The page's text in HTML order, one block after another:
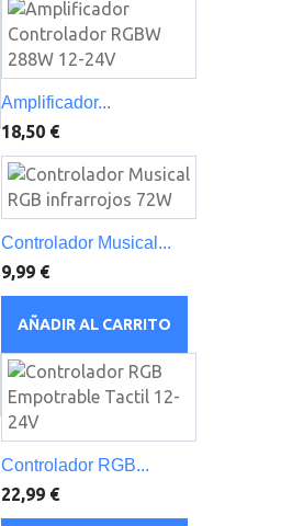
Amplificador...
18,50 €
Controlador Musical...
9,99 €
AÑADIR AL CARRITO
Controlador RGB...
22,99 €